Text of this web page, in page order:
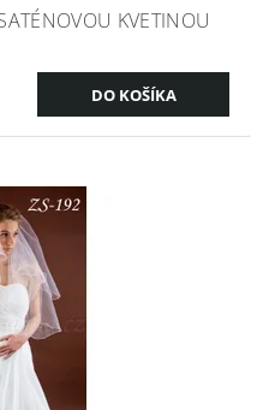
KVETINOU